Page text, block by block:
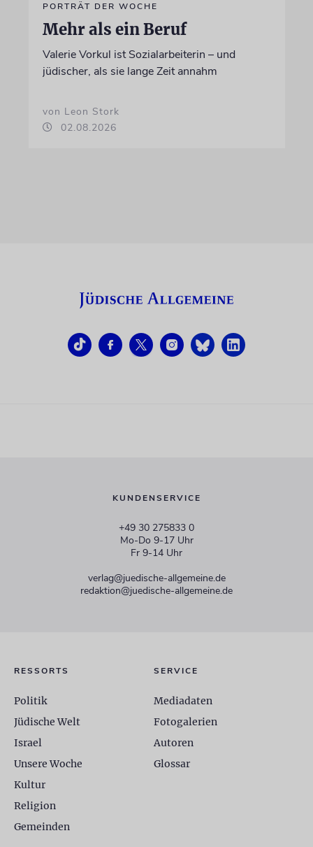
PORTRÄT DER WOCHE
Mehr als ein Beruf
Valerie Vorkul ist Sozialarbeiterin – und
jüdischer, als sie lange Zeit annahm
von Leon Stork
02.08.2026
KUNDENSERVICE
+49 30 275833 0
Mo-Do 9-17 Uhr
Fr 9-14 Uhr
verlag@juedische-allgemeine.de
redaktion@juedische-allgemeine.de
RESSORTS
Politik
Jüdische Welt
Israel
Unsere Woche
Kultur
Religion
Gemeinden
SERVICE
Mediadaten
Fotogalerien
Autoren
Glossar